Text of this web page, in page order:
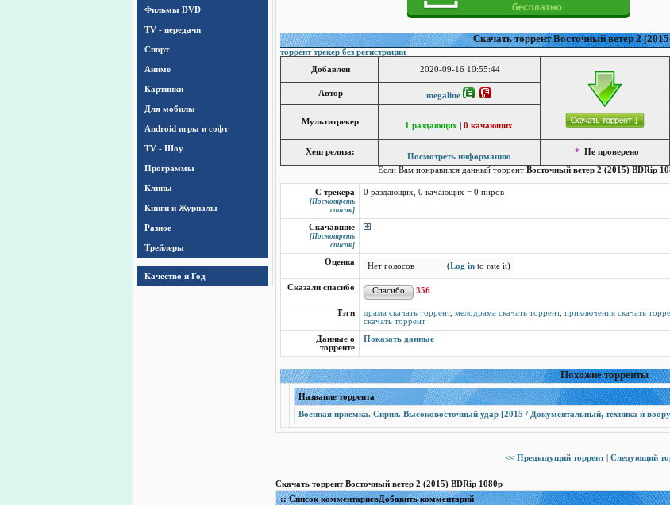
Фильмы DVD
TV - передачи
Спорт
Аниме
Картинки
Для мобилы
Android игры и софт
TV - Шоу
Программы
Клипы
Книги и Журналы
Разное
Трейлеры
Качество и Год
Cкачать торрент Восточный ветер 2
торрент трекер без регистрации
Добавлен
2020-09-16 10:55:44
Автор megaline
Мультитрекер 1 раздающих 0 качающих
Хеш релиза:
Посмотреть информацию
* Не проверено
Если Вам понравился данный торрент Восточный ветер 2 (2015) BDRip
С трекера
[Посмотреть
список]
0 раздающих, 0 качающих = 0 пиров
Скачавшие
[Посмотреть
список]
Оценка Нет голосов (Log into rate it)
Сказали спасибо 356
Тэги драма скачать торрент, мелодрама скачать торрент, приключения скачать
скачать торрент
Данные о
торренте
Показать данные
Похожие торренты
Название торрента
Военная приемка. Сирия. Высоковосточный удар [2015 / Документальный, техника и
<< Предыдущий торрент Следующий
Скачать торрент Восточный ветер 2 (2015) BDRip 1080p
:: Список комментариевДобавить комментарий